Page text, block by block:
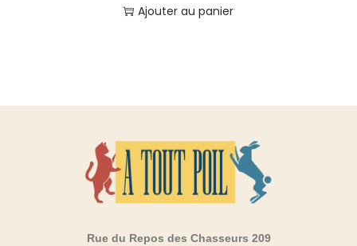
Ajouter au panier
Rue du Repos des Chasseurs 209